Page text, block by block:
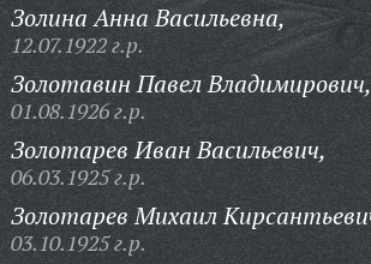
Золина Анна Васильевна,
12.07.1922 г.р.
Золотавин Павел Владимирович,
01.08.1926 г.р.
Золотарев Иван Васильевич,
06.03.1925 г.р.
Золотарев Михаил
03.10.1925 г.р.